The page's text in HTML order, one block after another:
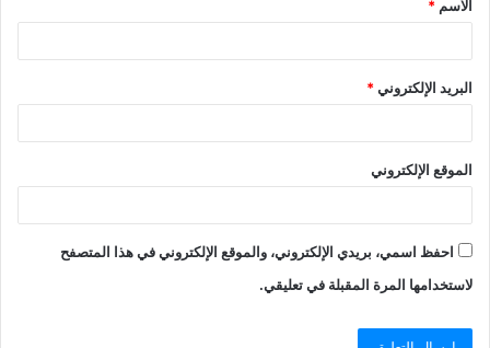
*
الاسم *
البريد الإلكتروني*
الموقع الإلكتروني
احفظ اسمي، بريدي الإلكتروني، والموقع الإلكتروني في هذا المتصفح
لاستخدامها المرة المقبلة في تعليقي.